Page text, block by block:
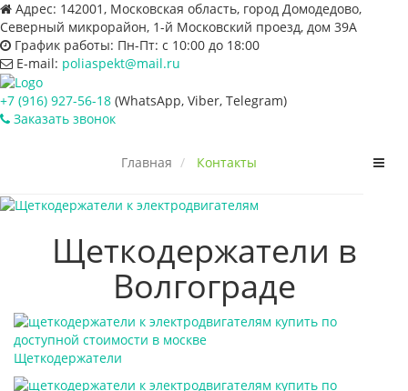
Адрес: 142001, Московская область, город Домодедово,
Северный микрорайон, 1-й Московский проезд, дом 39А
График работы: Пн-Пт: с 10:00 до 18:00
E-mail: poliaspekt@mail.ru
+7 (916) 927-56-18 (WhatsApp, Viber, Telegram)
Заказать звонок
Главная Контакты
Щеткодержатели в
Волгограде
Щеткодержатели